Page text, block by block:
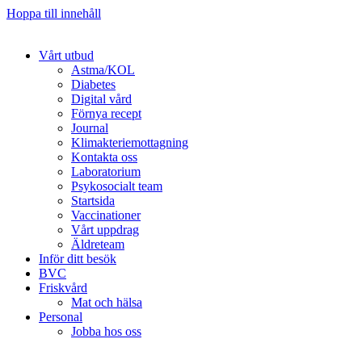
Hoppa till innehåll
Vårt utbud
Astma/KOL
Diabetes
Digital vård
Förnya recept
Journal
Klimakteriemottagning
Kontakta oss
Laboratorium
Psykosocialt team
Startsida
Vaccinationer
Vårt uppdrag
Äldreteam
Inför ditt besök
BVC
Friskvård
Mat och hälsa
Personal
Jobba hos oss